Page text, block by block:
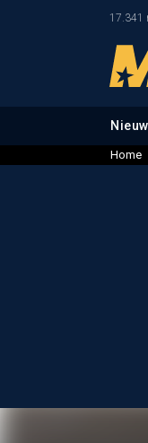
17.341
Home